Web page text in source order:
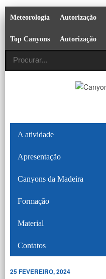
Meteorologia Autorização
Top Canyons Autorização
A atividade
Apresentação
Canyons da Madeira
Formação
Material
Contatos
25 FEVEREIRO, 2024